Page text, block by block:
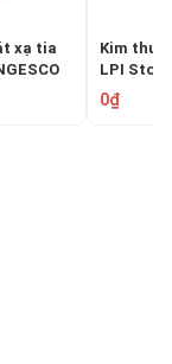
xạ tia
Kim thu
LPI
0₫